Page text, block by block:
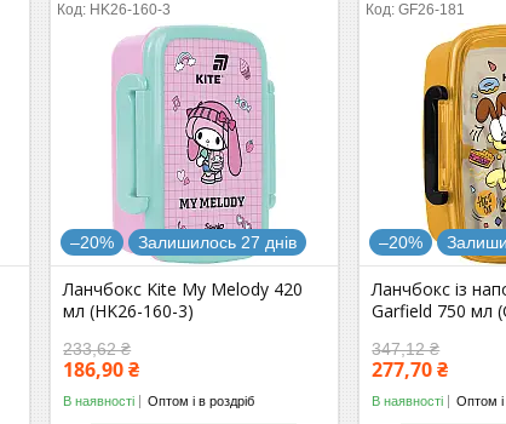
HK26-160-3
–20% Залишилось 27 днів
Ланчбокс Kite My Melody 420
мл (HK26-160-3)
233,62 ₴
186,90 ₴
В наявності Оптом і в роздріб
GF26-181
–20%
Ланчбокс із
Garfield 750 мл
347,12 ₴
277,70 ₴
В наявності Оптом і